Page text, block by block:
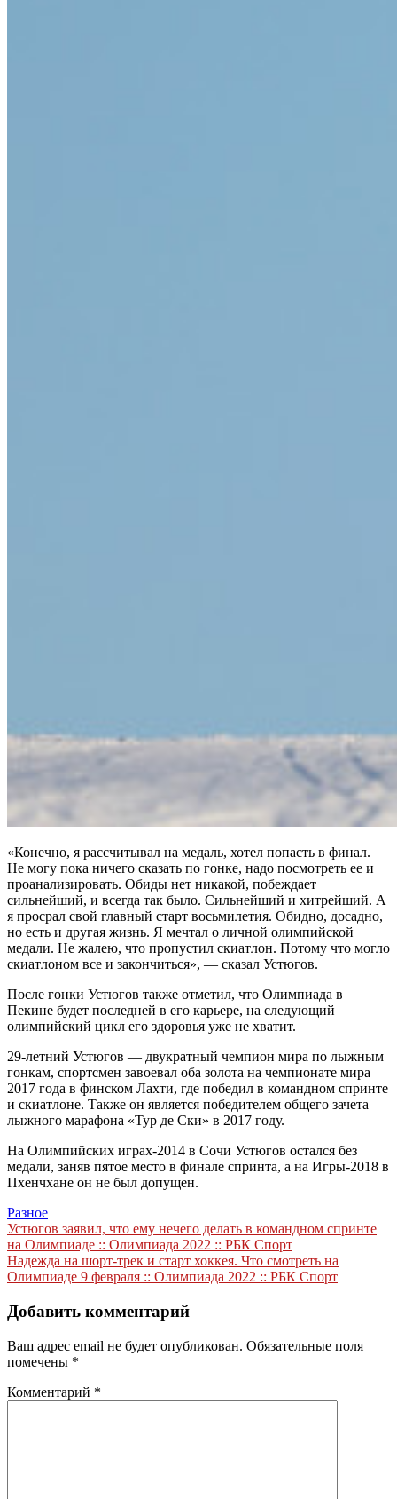
«Конечно, я рассчитывал на медаль, хотел попасть в финал.
Не могу пока ничего сказать по гонке, надо посмотреть ее и
проанализировать. Обиды нет никакой, побеждает
сильнейший, и всегда так было. Сильнейший и хитрейший. А
я просрал свой главный старт восьмилетия. Обидно, досадно,
но есть и другая жизнь. Я мечтал о личной олимпийской
медали. Не жалею, что пропустил скиатлон. Потому что могло
скиатлоном все и закончиться», — сказал Устюгов.
После гонки Устюгов также отметил, что Олимпиада в
Пекине будет последней в его карьере, на следующий
олимпийский цикл его здоровья уже не хватит.
29-летний Устюгов — двукратный чемпион мира по лыжным
гонкам, спортсмен завоевал оба золота на чемпионате мира
2017 года в финском Лахти, где победил в командном спринте
и скиатлоне. Также он является победителем общего зачета
лыжного марафона «Тур де Ски» в 2017 году.
На Олимпийских играх-2014 в Сочи Устюгов остался без
медали, заняв пятое место в финале спринта, а на Игры-2018 в
Пхенчхане он не был допущен.
Разное
Навигация
по
записям
Устюгов заявил, что ему нечего делать в командном спринте
на Олимпиаде :: Олимпиада 2022 :: РБК Спорт
Надежда на шорт-трек и старт хоккея. Что смотреть на
Олимпиаде 9 февраля :: Олимпиада 2022 :: РБК Спорт
Добавить комментарий
Ваш адрес email не будет опубликован. Обязательные поля
помечены *
Комментарий *